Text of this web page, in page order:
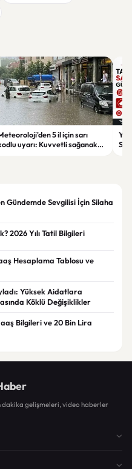
5 il için sarı
uyarı: Kuvvetli sağanak
Gündemde Sevgilisi İçin Silaha
2026 Yılı Tatil Bilgileri
Hesaplama Tablosu ve
Yüksek Aidatlara
Köklü Değişiklikler
Bilgileri ve 20 Bin Lira
dakika gelişmeleri, video haberler